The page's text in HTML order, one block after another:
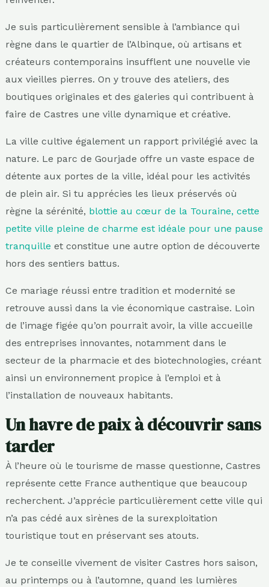
Je suis particulièrement sensible à l’ambiance qui
règne dans le quartier de l’Albinque, où artisans et
créateurs contemporains insufflent une nouvelle vie
aux vieilles pierres. On y trouve des ateliers, des
boutiques originales et des galeries qui contribuent à
faire de Castres une ville dynamique et créative.
La ville cultive également un rapport privilégié avec la
nature. Le parc de Gourjade offre un vaste espace de
détente aux portes de la ville, idéal pour les activités
de plein air. Si tu apprécies les lieux préservés où
règne la sérénité, blottie au cœur de la Touraine, cette
petite ville pleine de charme est idéale pour une pause
tranquille et constitue une autre option de découverte
hors des sentiers battus.
Ce mariage réussi entre tradition et modernité se
retrouve aussi dans la vie économique castraise. Loin
de l’image figée qu’on pourrait avoir, la ville accueille
des entreprises innovantes, notamment dans le
secteur de la pharmacie et des biotechnologies, créant
ainsi un environnement propice à l’emploi et à
l’installation de nouveaux habitants.
Un havre de paix à découvrir sans
tarder
À l’heure où le tourisme de masse questionne, Castres
représente cette France authentique que beaucoup
recherchent. J’apprécie particulièrement cette ville qui
n’a pas cédé aux sirènes de la surexploitation
touristique tout en préservant ses atouts.
Je te conseille vivement de visiter Castres hors saison,
au printemps ou à l’automne, quand les lumières